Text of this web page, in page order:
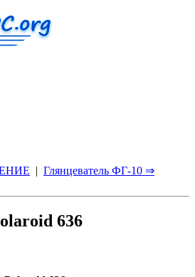
| Глянцеватель ФГ-10 ⇒
636